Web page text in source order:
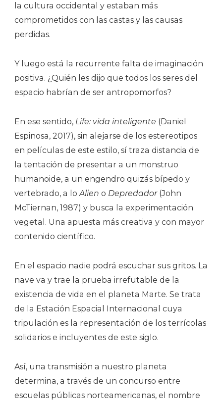
la cultura occidental y estaban más
comprometidos con las castas y las causas
perdidas.
Y luego está la recurrente falta de imaginación
positiva. ¿Quién les dijo que todos los seres del
espacio habrían de ser antropomorfos?
En ese sentido, Life: vida inteligente (Daniel
Espinosa, 2017), sin alejarse de los estereotipos
en películas de este estilo, sí traza distancia de
la tentación de presentar a un monstruo
humanoide, a un engendro quizás bípedo y
vertebrado, a loAlien o Depredador(John
McTiernan, 1987) y busca la experimentación
vegetal. Una apuesta más creativa y con mayor
contenido científico.
En el espacio nadie podrá escuchar sus gritos. La
nave va y trae la prueba irrefutable de la
existencia de vida en el planeta Marte. Se trata
de la Estación Espacial Internacional cuya
tripulación es la representación de los terrícolas
solidarios e incluyentes de este siglo.
Así, una transmisión a nuestro planeta
determina, a través de un concurso entre
escuelas públicas norteamericanas, el nombre